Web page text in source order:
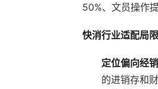
50%、文员操作
快消行业适配局限
定位偏向经
的进销存和